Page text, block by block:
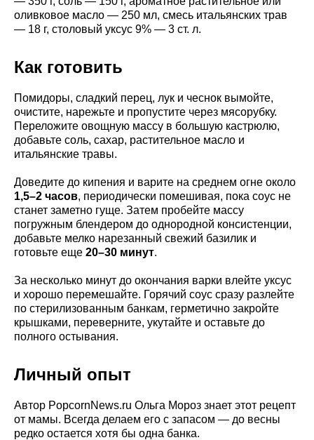
оливковое масло — 250 мл, смесь итальянских трав
— 18 г, столовый уксус 9% — 3 ст. л.
Как готовить
Помидоры, сладкий перец, лук и чеснок вымойте,
очистите, нарежьте и пропустите через мясорубку.
Переложите овощную массу в большую кастрюлю,
добавьте соль, сахар, растительное масло и
итальянские травы.
Доведите до кипения и варите на среднем огне около
1,5–2 часов, периодически помешивая, пока соус не
станет заметно гуще. Затем пробейте массу
погружным блендером до однородной консистенции,
добавьте мелко нарезанный свежий базилик и
готовьте еще 20–30 минут.
За несколько минут до окончания варки влейте уксус
и хорошо перемешайте. Горячий соус сразу разлейте
по стерилизованным банкам, герметично закройте
крышками, переверните, укутайте и оставьте до
полного остывания.
Личный опыт
Автор PopcornNews.ru Ольга Мороз знает этот рецепт
от мамы. Всегда делаем его с запасом — до весны
редко остается хотя бы одна банка.